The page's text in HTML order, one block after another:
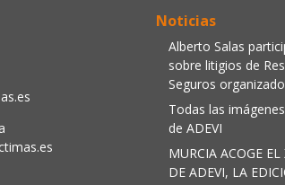
Noticias
Alberto Salas
sobre litigios de
Seguros
Todas las
de ADEVI
MURCIA ACOGE
DE ADEVI, LA